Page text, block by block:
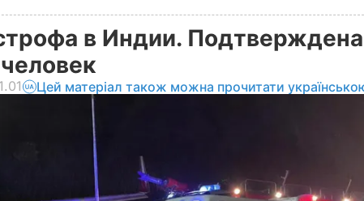
в Индии. Подтверждена
Цей матеріал також можна прочитати